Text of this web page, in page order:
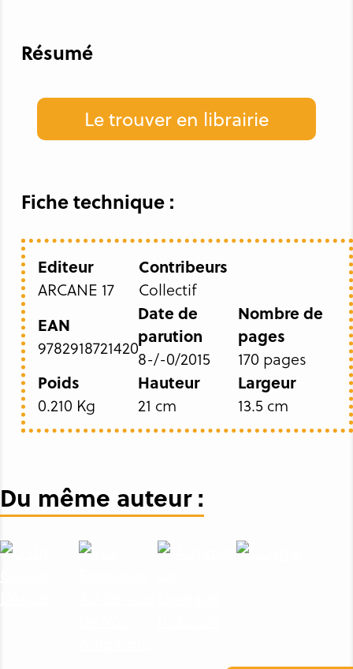
Résumé
Le trouver en librairie
Fiche technique :
Editeur
ARCANE 17
Contribeurs
Collectif
EAN
9782918721420
Date de
parution
8-/-0/2015
Nombre de
pages
170 pages
Poids
0.210 Kg
Hauteur
21 cm
Largeur
13.5 cm
Du même auteur :